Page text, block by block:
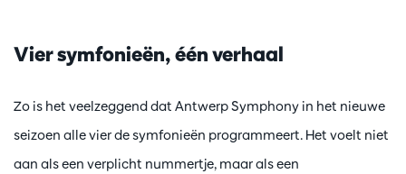
Vier symfonieën, één verhaal
Zo is het veelzeggend dat Antwerp Symphony in het nieuwe
seizoen alle vier de symfonieën programmeert. Het voelt niet
aan als een verplicht nummertje, maar als een